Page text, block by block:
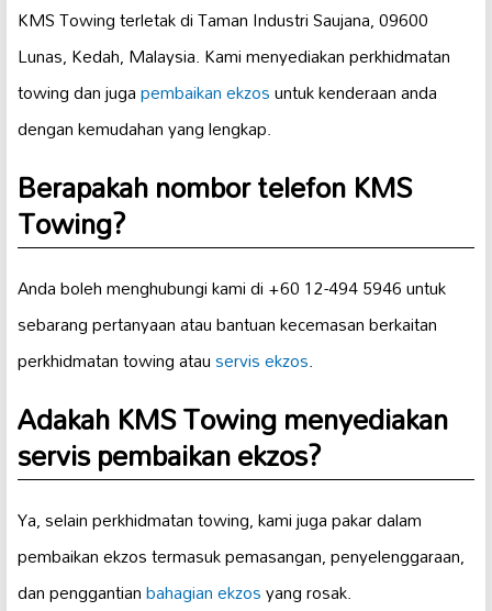
KMS Towing terletak di Taman Industri Saujana, 09600
Lunas, Kedah, Malaysia. Kami menyediakan perkhidmatan
towing dan jugapembaikan ekzosuntuk kenderaan anda
dengan kemudahan yang lengkap.
Berapakah nombor telefon KMS
Towing?
Anda boleh menghubungi kami di +60 12-494 5946 untuk
sebarang pertanyaan atau bantuan kecemasan berkaitan
perkhidmatan towing atauservis ekzos.
Adakah KMS Towing menyediakan
servis pembaikan ekzos?
Ya, selain perkhidmatan towing, kami juga pakar dalam
pembaikan ekzos termasuk pemasangan, penyelenggaraan,
dan penggantianbahagian ekzosyang rosak.